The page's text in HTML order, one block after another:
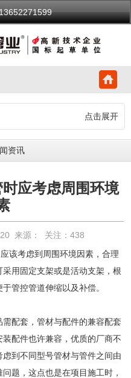
点击展开
资讯
应考虑周围环境
来源： 关注： 438
该考虑到周围环境因素，合理
用固定支架或是活动支架，根
管控管道伸缩以及补偿。
配套，管材与配件的兼容配套
配件也许兼容，优质的厂商不
到不同型号管材与管件之间由
题，这点也是在项目施工时，